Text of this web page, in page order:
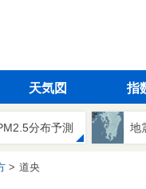
天気図 指
分布予測 地
道央